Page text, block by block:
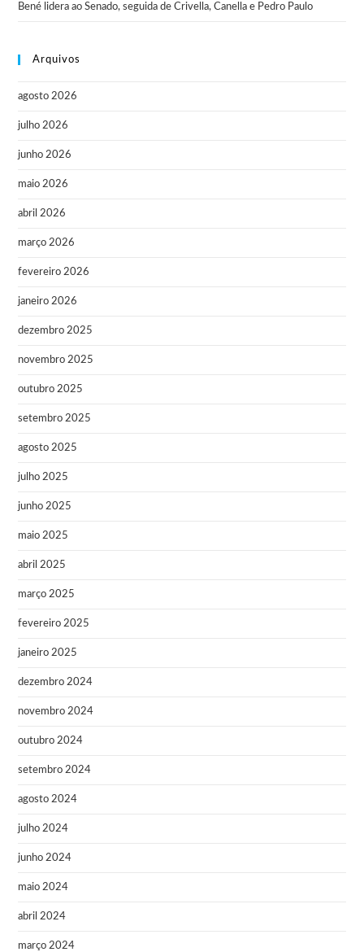
Bené lidera ao Senado, seguida de Crivella, Canella e Pedro Paulo
Arquivos
agosto 2026
julho 2026
junho 2026
maio 2026
abril 2026
março 2026
fevereiro 2026
janeiro 2026
dezembro 2025
novembro 2025
outubro 2025
setembro 2025
agosto 2025
julho 2025
junho 2025
maio 2025
abril 2025
março 2025
fevereiro 2025
janeiro 2025
dezembro 2024
novembro 2024
outubro 2024
setembro 2024
agosto 2024
julho 2024
junho 2024
maio 2024
abril 2024
março 2024